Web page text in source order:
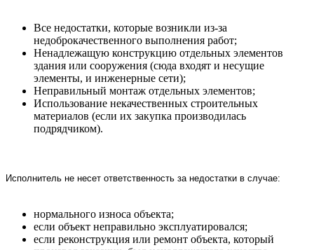
Все недостатки, которые возникли из-за
недоброкачественного выполнения работ;
Ненадлежащую конструкцию отдельных элементов
здания или сооружения (сюда входят и несущие
элементы, и инженерные сети);
Неправильный монтаж отдельных элементов;
Использование некачественных строительных
материалов (если их закупка производилась
подрядчиком).
Исполнитель не несет ответственность за недостатки в случае:
нормального износа объекта;
если объект неправильно эксплуатировался;
если реконструкция или ремонт объекта, который